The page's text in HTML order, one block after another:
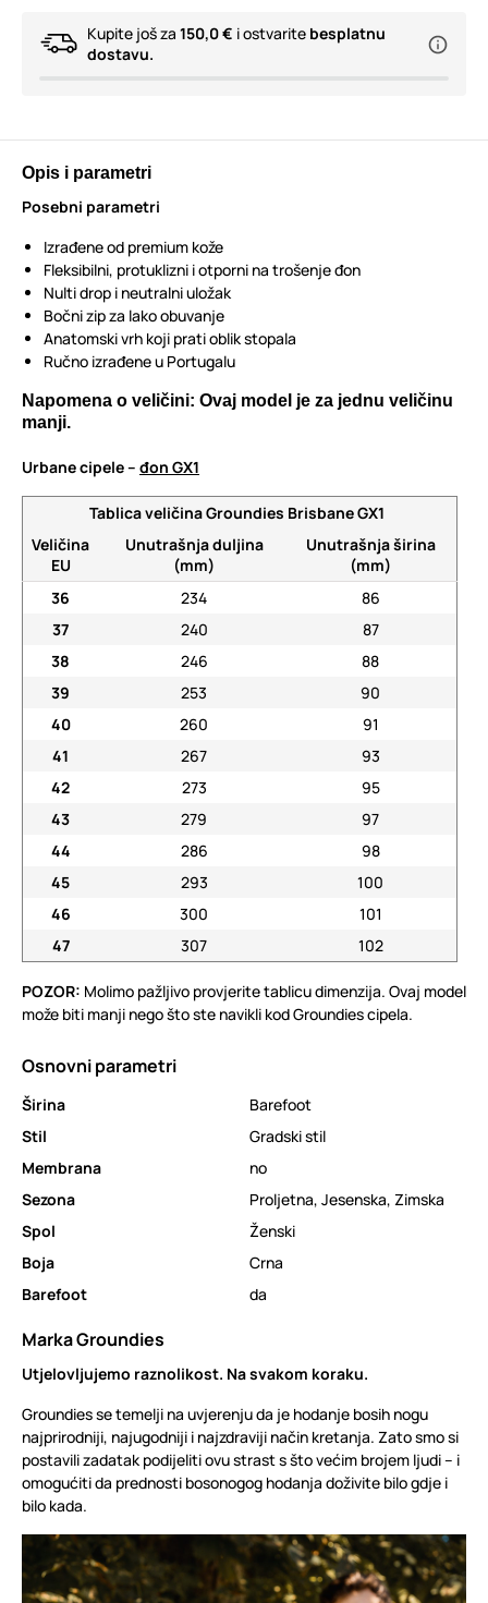
Kupite još za 150,0 € i ostvarite besplatnu
dostavu.
Opis i parametri
Posebni parametri
Izrađene od premium kože
Fleksibilni, protuklizni i otporni na trošenje đon
Nulti drop i neutralni uložak
Bočni zip za lako obuvanje
Anatomski vrh koji prati oblik stopala
Ručno izrađene u Portugalu
Napomena o veličini: Ovaj model je za jednu veličinu
manji.
Urbane cipele – đon GX1
Tablica veličina Groundies Brisbane GX1
Veličina
EU
Unutrašnja duljina
(mm)
Unutrašnja širina
(mm)
36
234
86
37
240
87
38
246
88
39
253
90
40
260
91
41
267
93
42
273
95
43
279
97
44
286
98
45
293
100
46
300
101
47
307 102
POZOR: Molimo pažljivo provjerite tablicu dimenzija. Ovaj model
može biti manji nego što ste navikli kod Groundies cipela.
Osnovni parametri
Širina
Barefoot
Stil
Gradski stil
Membrana
no
Sezona
Proljetna, Jesenska, Zimska
Spol
Ženski
Boja
Crna
Barefoot
da
Marka Groundies
Utjelovljujemo raznolikost. Na svakom koraku.
Groundies se temelji na uvjerenju da je hodanje bosih nogu
najprirodniji, najugodniji i najzdraviji način kretanja. Zato smo si
postavili zadatak podijeliti ovu strast s što većim brojem ljudi – i
omogućiti da prednosti bosonogog hodanja doživite bilo gdje i
bilo kada.